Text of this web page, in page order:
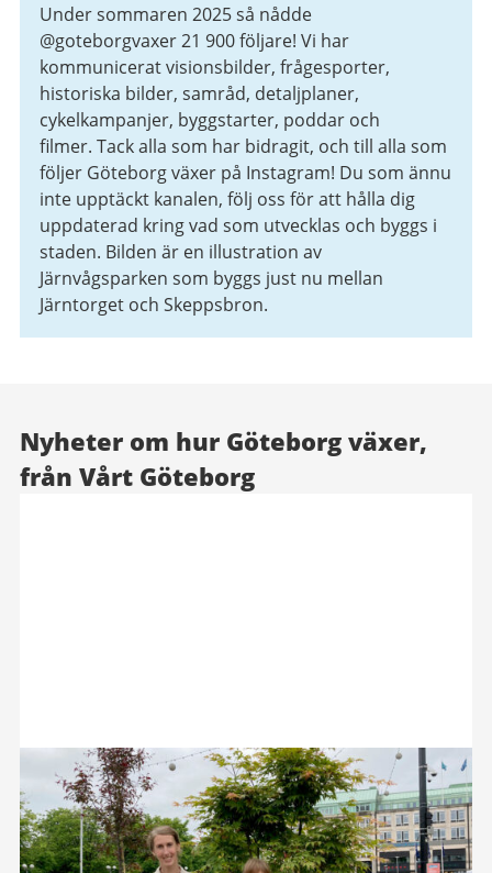
Under sommaren 2025 så nådde
@goteborgvaxer 21 900 följare! Vi har
kommunicerat visionsbilder, frågesporter,
historiska bilder, samråd, detaljplaner,
cykelkampanjer, byggstarter, poddar och
filmer. Tack alla som har bidragit, och till alla som
följer Göteborg växer på Instagram! Du som ännu
inte upptäckt kanalen, följ oss för att hålla dig
uppdaterad kring vad som utvecklas och byggs i
staden. Bilden är en illustration av
Järnvågsparken som byggs just nu mellan
Järntorget och Skeppsbron.
Nyheter om hur Göteborg växer,
från Vårt Göteborg